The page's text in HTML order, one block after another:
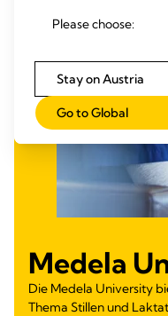
Medela
Die Medela University
Thema Stillen und
Please choose:
Stay on Austria
Go to Global